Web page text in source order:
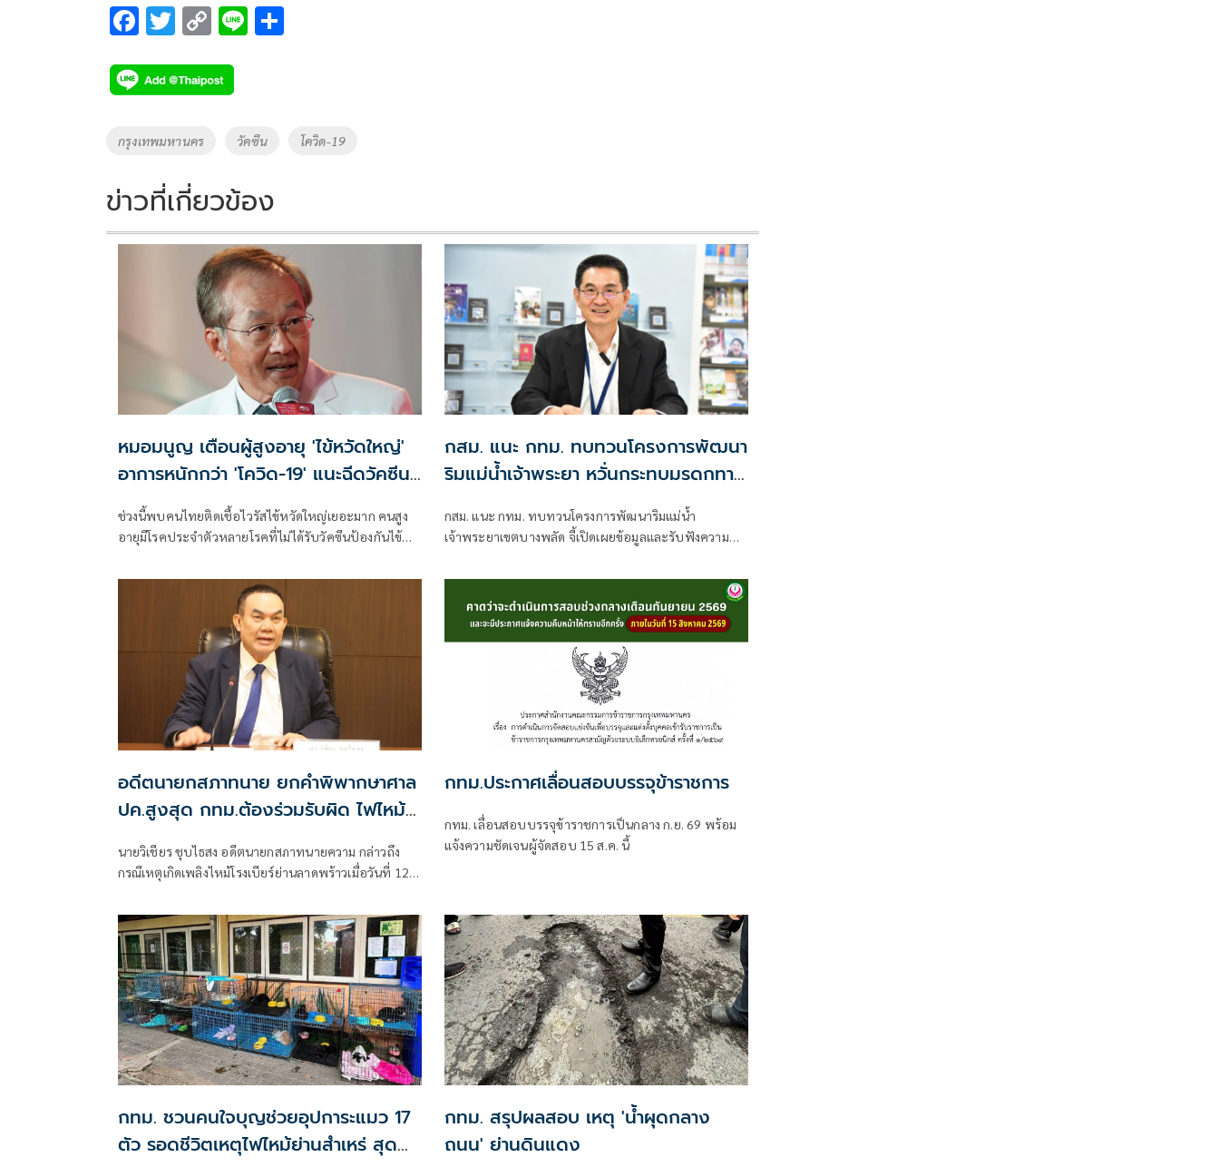
F
e
b
o
k
T
tt
er
C
p
y
k
Li
Tags
กรุงเทพมหานคร วัคซีน โควิด-19
ข่าวที่เกี่ยวข้อง
หมอมนูญ เตือนผู้สูงอายุ 'ไข้หวัดใหญ่'
อาการหนักกว่า 'โควิด-19' แนะฉีดวัคซีนปี
ละเข็ม ลดรุนแรง
ช่วงนี้พบคนไทยติดเชื้อไวรัสไข้หวัดใหญ่เยอะมาก คนสูง
อายุมีโรคประจำตัวหลายโรคที่ไม่ได้รับวัคซีนป้องกันไข้
กสม. แนะ กทม. ทบทวนโครงการพัฒนา
ริมแม่น้ำเจ้าพระยา หวั่นกระทบมรดกทาง
กสม. แนะ กทม. ทบทวนโครงการพัฒนาริมแม่น้ำ
เจ้าพระยาเขตบางพลัด จี้เปิดเผยข้อมูลและรับฟังความ
ไม่ทราบข้อมูล หวั่นกระทบมรดกทางวัฒนธรรม
อดีตนายกสภาทนาย ยกคำพิพากษาศาล
ปค.สูงสุด กทม.ต้องร่วมรับผิด ไฟไหม้
นายวิเชียร ชุบไธสง อดีตนายกสภาทนายความ กล่าวถึง
กรณีเหตุเกิดเพลิงไหม้โรงเบียร์ย่านลาดพร้าวเมื่อวันที่ 12
เกือบ 30 คน การที่เกิดเพลิงไหม้ครั้งนี้ไม่ใช่โศกนาฏกรรมที่
สลดสยองครั้งแรกของประเทศไทย แต่เคยเกิดมีขึ้นมาแล้ว
จากกรณีเพลิงไหม้พับดังย่านสุขุมวิท และหากหน่วยงานที่
เกี่ยวข้องยังขาดมาตรการป้องกันและการ
กทม.ประกาศเลื่อนสอบบรรจุข้าราชการ
กทม. เลื่อนสอบบรรจุข้าราชการเป็นกลาง ก.ย. 69 พร้อม
แจ้งความชัดเจนผู้จัดสอบ 15 ส.ค. นี้
กทม. ชวนคนใจบุญช่วยอุปการะแมว 17
ตัว รอดชีวิตเหตุไฟไหม้ย่านสำเหร่ สุด
กทม. สรุปผลสอบ เหตุ 'น้ำผุดกลาง
ถนน' ย่านดินแดง